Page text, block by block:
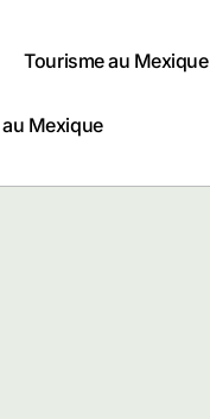
Tourisme au Mexique
Mexique